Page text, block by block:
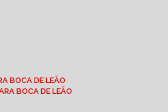
BOCA DE LEÃO
BOCA DE LEÃO